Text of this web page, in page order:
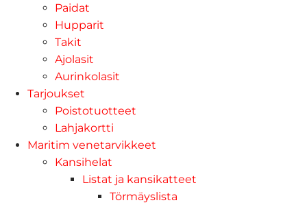
Paidat
Hupparit
Takit
Ajolasit
Aurinkolasit
Tarjoukset
Poistotuotteet
Lahjakortti
Maritim venetarvikkeet
Kansihelat
Listat ja kansikatteet
Törmäyslista